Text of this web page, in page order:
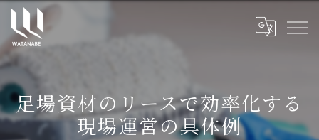
足場資材のリースで効率化する
現場運営の具体例